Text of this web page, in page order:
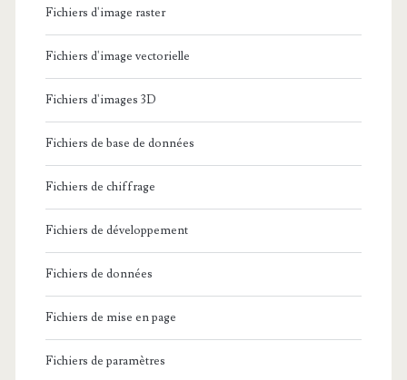
Fichiers d'image raster
Fichiers d'image vectorielle
Fichiers d'images 3D
Fichiers de base de données
Fichiers de chiffrage
Fichiers de développement
Fichiers de données
Fichiers de mise en page
Fichiers de paramètres